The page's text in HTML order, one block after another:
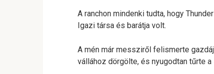
A ranchon mindenki tudta, hogy
Igazi társa és barátja volt.
A mén már messziről felismerte
vállához dörgölte, és nyugodtan tűrte